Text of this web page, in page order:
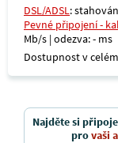
DSL/ADSL:
Pevné připojení -
Mb/s | odezva: - ms
Dostupnost v
Najděte si
provaši